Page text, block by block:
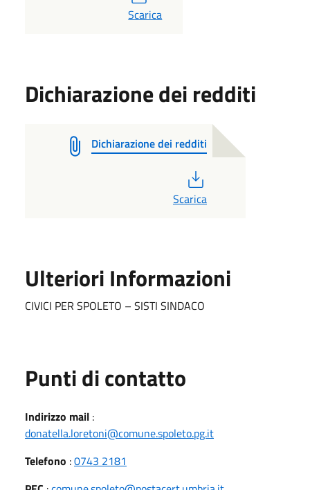
PDF
Scarica
Dichiarazione dei redditi
Dichiarazione dei redditi
Scarica
Ulteriori Informazioni
CIVICI PER SPOLETO – SISTI SINDACO
Punti di contatto
Indirizzo mail :
donatella.loretoni@comune.spoleto.pg.it
Telefono :0743 2181